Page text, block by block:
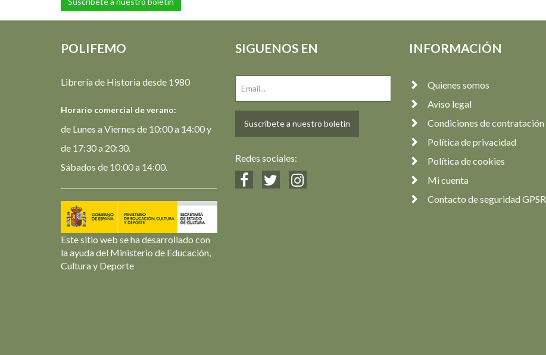
POLIFEMO
Librería de Historia desde 1980
Horario comercial de verano:
de Lunes a Viernes de 10:00 a 14:00 y
de 17:30 a 20:30.
Sábados de 10:00 a 14:00.
Este sitio web se ha desarrollado con
la ayuda del Ministerio de Educación,
Cultura y Deporte
SIGUENOS EN
Suscríbete a nuestro boletín
Redes sociales:
INFORMACIÓN
Quienes somos
Aviso legal
Condiciones de contratación
Política de privacidad
Política de cookies
Mi cuenta
Contacto de seguridad GPSR